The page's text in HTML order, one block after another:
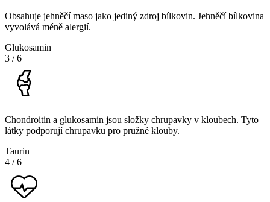
Obsahuje jehněčí maso jako jediný zdroj bílkovin. Jehněčí bílkovina
vyvolává méně alergií.
Glukosamin
3 /6
Chondroitin a glukosamin jsou složky chrupavky v kloubech. Tyto
látky podporují chrupavku pro pružné klouby.
Taurin
4 /6